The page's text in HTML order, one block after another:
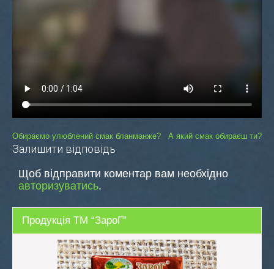
Навігація
Обираємо улюблений смак бланманже? А який смак обираєш ти?
Залишити відповідь
Щоб відправити коментар вам необхідно
авторизуватись.
Продукція ТМ “ЗароГ”